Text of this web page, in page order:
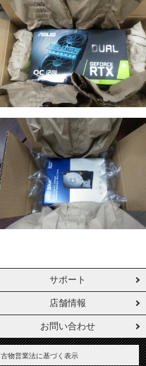
サポート
店舗情報
お問い合わせ
古物営業法に基づく表示